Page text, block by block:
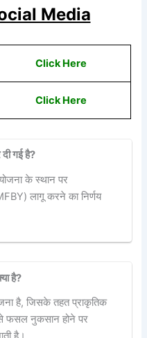
Media
Click Here
Click Here
गई है?
के स्थान पर
लागू करने का निर्णय
है?
है, जिसके तहत प्राकृतिक
फसल नुकसान होने पर